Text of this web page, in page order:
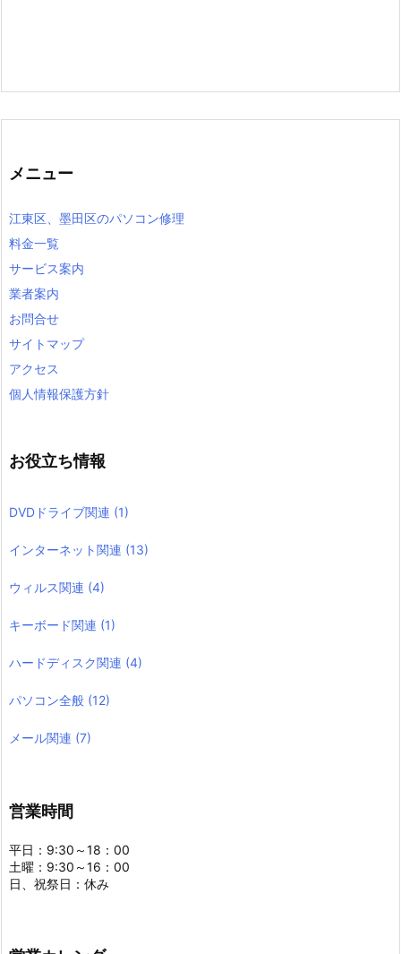
メニュー
江東区、墨田区のパソコン修理
料金一覧
サービス案内
業者案内
お問合せ
サイトマップ
アクセス
個人情報保護方針
お役立ち情報
DVDドライブ関連 (1)
インターネット関連 (13)
ウィルス関連 (4)
キーボード関連 (1)
ハードディスク関連 (4)
パソコン全般 (12)
メール関連 (7)
営業時間
平日：9:30～18：00
土曜：9:30～16：00
日、祝祭日：休み